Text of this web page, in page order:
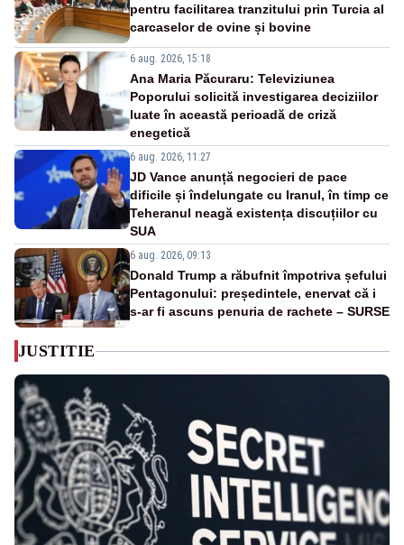
pentru facilitarea tranzitului prin Turcia al
carcaselor de ovine și bovine
6 aug. 2026, 15:18
Ana Maria Păcuraru: Televiziunea
Poporului solicită investigarea deciziilor
luate în această perioadă de criză
enegetică
6 aug. 2026, 11:27
JD Vance anunță negocieri de pace
dificile și îndelungate cu Iranul, în timp ce
Teheranul neagă existența discuțiilor cu
SUA
6 aug. 2026, 09:13
Donald Trump a răbufnit împotriva șefului
Pentagonului: președintele, enervat că i
s-ar fi ascuns penuria de rachete – SURSE
JUSTITIE